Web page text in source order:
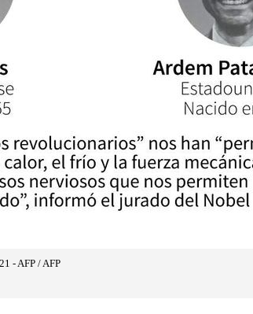
- AFP / AFP